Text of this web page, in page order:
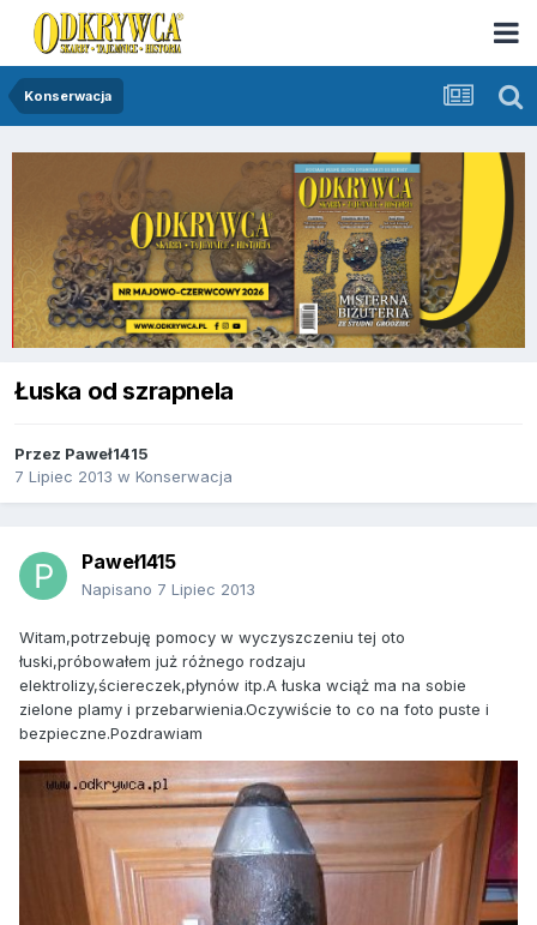
Konserwacja
Łuska od szrapnela
Przez Paweł1415
7 Lipiec 2013 w Konserwacja
Paweł1415
Napisano 7 Lipiec 2013
Witam,potrzebuję pomocy w wyczyszczeniu tej oto
łuski,próbowałem już różnego rodzaju
elektrolizy,ściereczek,płynów itp.A łuska wciąż ma na sobie
zielone plamy i przebarwienia.Oczywiście to co na foto puste i
bezpieczne.Pozdrawiam